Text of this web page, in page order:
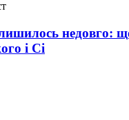
недовго:
і Сі